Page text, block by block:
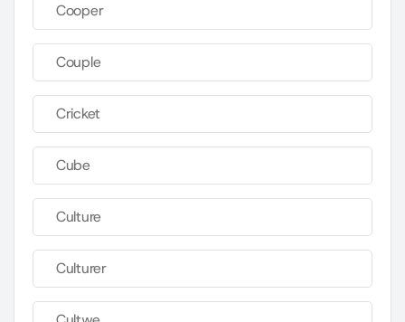
Cooper
Couple
Cricket
Cube
Culture
Culturer